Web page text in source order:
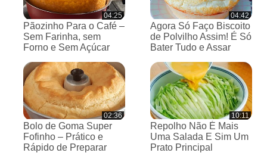
04:25
Pãozinho Para o Café –
Sem Farinha, sem
Forno e Sem Açúcar
04:42
Agora Só Faço Biscoito
de Polvilho Assim! É Só
Bater Tudo e Assar
02:36
Bolo de Goma Super
Fofinho – Prático e
Rápido de Preparar
10:11
Repolho Não É Mais
Uma Salada E Sim Um
Prato Principal